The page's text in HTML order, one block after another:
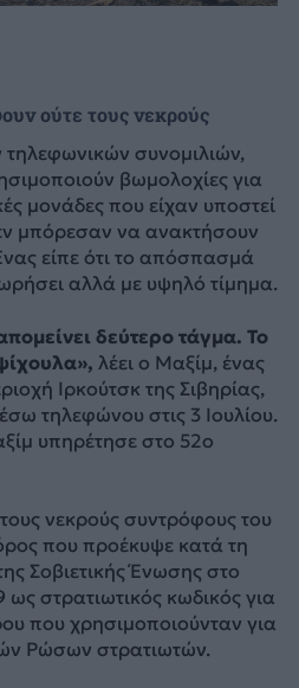
ούτε τους νεκρούς
συνομιλιών,
βωμολοχίες για
μονάδες που είχαν υποστεί
μπόρεσαν να ανακτήσουν
είπε ότι το απόσπασμά
αλλά με υψηλό τίμημα.
δεύτερο τάγμα. Το
λέει ο Μαξίμ, ένας
Ιρκούτσκ της Σιβηρίας,
τηλεφώνου στις 3 Ιουλίου.
υπηρέτησε στο 52ο
νεκρούς συντρόφους του
που προέκυψε κατά τη
Σοβιετικής Ένωσης στο
στρατιωτικός κωδικός για
που χρησιμοποιούνταν για
Ρώσων στρατιωτών.